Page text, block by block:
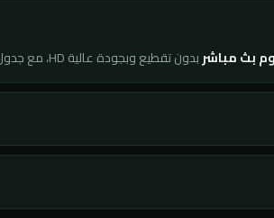
بث مباشربدون تقطيع وبجودة عالية HD، مع جدول مباريات محدّث لحظة بلحظة ونتائج فورية لجميع البطولات.